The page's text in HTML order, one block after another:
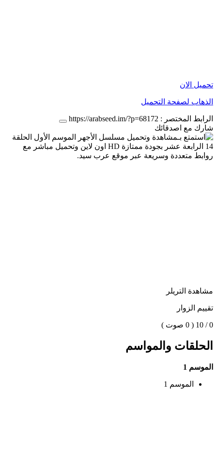
تحميل الان
الذهاب لصفحة التحميل
الرابط المختصر : https://arabseed.im/?p=68172
شارك مع اصدقائك
مشاهدة التريلر
تقييم الزوار
0 / 10 ( 0 صوت )
الحلقات والمواسم
الموسم 1
الموسم 1